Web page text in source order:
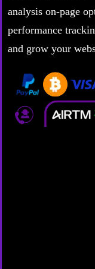
analysis on-page
performance
and grow your